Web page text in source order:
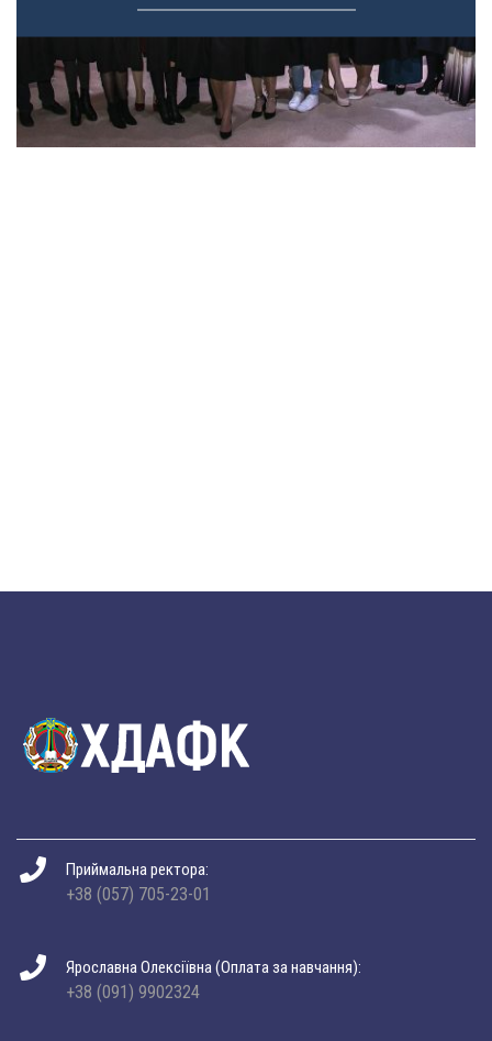
Приймальна ректора:
+38 (057) 705-23-01
Ярославна Олексіївна (Оплата за навчання):
+38 (091) 9902324